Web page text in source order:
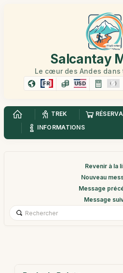
Salcantay
Le cœur des Andes
FR USD
TREK
INFORMATIONS
Revenir à la
Nouveau
Message
Message